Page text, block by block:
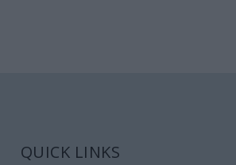
QUICK LINKS